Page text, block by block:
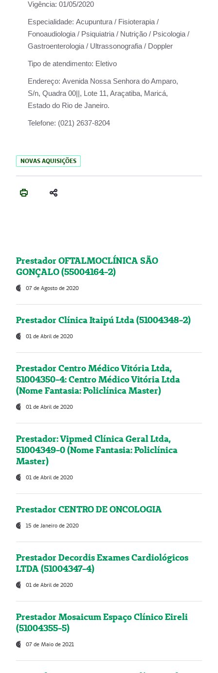
Vigência: 01/05/2020
Especialidade: Acupuntura / Fisioterapia /
Fonoaudiologia / Psiquiatria / Nutrição / Psicologia /
Gastroenterologia / Ultrassonografia / Doppler
Tipo de atendimento: Eletivo
Endereço: Avenida Nossa Senhora do Amparo,
S/n, Quadra 00||, Lote 11, Araçatiba, Maricá,
Estado do Rio de Janeiro.
Telefone: (021) 2637-8204
NOVAS AQUISIÇÕES
Prestador OFTALMOCLÍNICA SÃO
GONÇALO (55004164-2)
07 de Agosto de 2020
Prestador Clínica Itaipú Ltda (51004348-2)
01 de Abril de 2020
Prestador Centro Médico Vitória Ltda,
51004350-4: Centro Médico Vitória Ltda
(Nome Fantasia: Policlínica Master)
01 de Abril de 2020
Prestador: Vipmed Clínica Geral Ltda,
51004349-0 (Nome Fantasia: Policlínica
Master)
01 de Abril de 2020
Prestador CENTRO DE ONCOLOGIA
15 de Janeiro de 2020
Prestador Decordis Exames Cardiológicos
LTDA (51004347-4)
01 de Abril de 2020
Prestador Mosaicum Espaço Clínico Eireli
(51004355-5)
07 de Maio de 2021